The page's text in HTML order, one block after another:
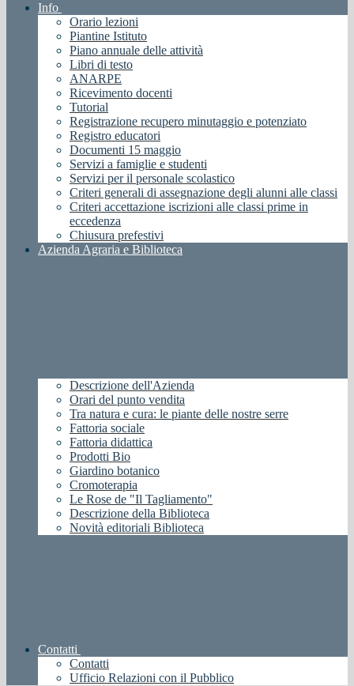
Info
Orario lezioni
Piantine Istituto
Piano annuale delle attività
Libri di testo
ANARPE
Ricevimento docenti
Tutorial
Registrazione recupero minutaggio e potenziato
Registro educatori
Documenti 15 maggio
Servizi a famiglie e studenti
Servizi per il personale scolastico
Criteri generali di assegnazione degli alunni alle classi
Criteri accettazione iscrizioni alle classi prime in
eccedenza
Chiusura prefestivi
Azienda Agraria e Biblioteca
Descrizione dell'Azienda
Orari del punto vendita
Tra natura e cura: le piante delle nostre serre
Fattoria sociale
Fattoria didattica
Prodotti Bio
Giardino botanico
Cromoterapia
Le Rose de "Il Tagliamento"
Descrizione della Biblioteca
Novità editoriali Biblioteca
Contatti
Contatti
Ufficio Relazioni con il Pubblico